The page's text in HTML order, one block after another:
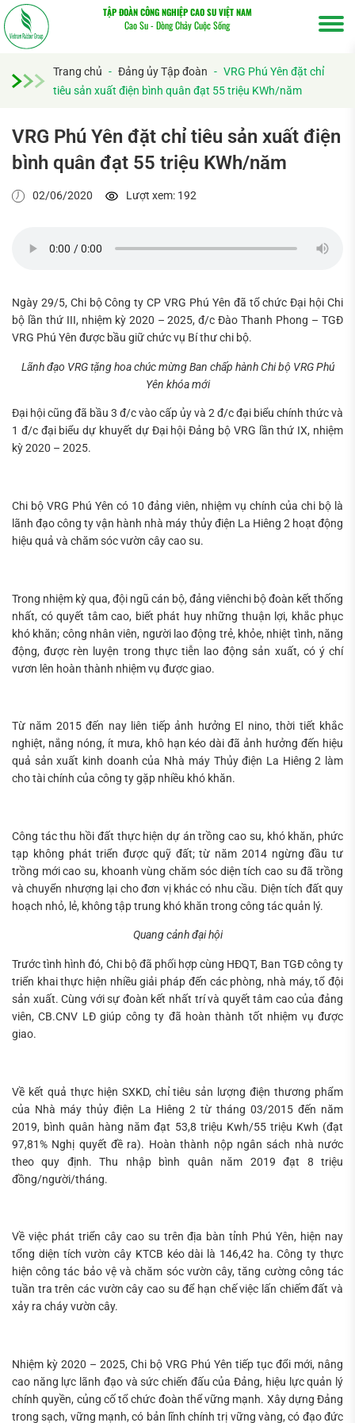
TẬP ĐOÀN CÔNG NGHIỆP CAO SU VIỆT NAM
Cao Su - Dòng Chảy Cuộc Sống
Trang chủ - Đảng ủy Tập đoàn - VRG Phú Yên đặt chỉ
tiêu sản xuất điện bình quân đạt 55 triệu KWh/năm
VRG Phú Yên đặt chỉ tiêu sản xuất điện
bình quân đạt 55 triệu KWh/năm
02/06/2020 Lượt xem: 192
Ngày 29/5, Chi bộ Công ty CP VRG Phú Yên đã tổ chức Đại hội Chi
bộ lần thứ III, nhiệm kỳ 2020 – 2025, đ/c Đào Thanh Phong – TGĐ
VRG Phú Yên được bầu giữ chức vụ Bí thư chi bộ.
Lãnh đạo VRG tặng hoa chúc mừng Ban chấp hành Chi bộ VRG Phú
Yên khóa mới
Đại hội cũng đã bầu 3 đ/c vào cấp ủy và 2 đ/c đại biểu chính thức và
1 đ/c đại biểu dự khuyết dự Đại hội Đảng bộ VRG lần thứ IX, nhiệm
kỳ 2020 – 2025.
Chi bộ VRG Phú Yên có 10 đảng viên, nhiệm vụ chính của chi bộ là
lãnh đạo công ty vận hành nhà máy thủy điện La Hiêng 2 hoạt động
hiệu quả và chăm sóc vườn cây cao su.
Trong nhiệm kỳ qua, đội ngũ cán bộ, đảng viênchi bộ đoàn kết thống
nhất, có quyết tâm cao, biết phát huy những thuận lợi, khắc phục
khó khăn; công nhân viên, người lao động trẻ, khỏe, nhiệt tình, năng
động, được rèn luyện trong thực tiễn lao động sản xuất, có ý chí
vươn lên hoàn thành nhiệm vụ được giao.
Từ năm 2015 đến nay liên tiếp ảnh hưởng El nino, thời tiết khắc
nghiệt, nắng nóng, ít mưa, khô hạn kéo dài đã ảnh hưởng đến hiệu
quả sản xuất kinh doanh của Nhà máy Thủy điện La Hiêng 2 làm
cho tài chính của công ty gặp nhiều khó khăn.
Công tác thu hồi đất thực hiện dự án trồng cao su, khó khăn, phức
tạp không phát triển được quỹ đất; từ năm 2014 ngừng đầu tư
trồng mới cao su, khoanh vùng chăm sóc diện tích cao su đã trồng
và chuyển nhượng lại cho đơn vị khác có nhu cầu. Diện tích đất quy
hoạch nhỏ, lẻ, không tập trung khó khăn trong công tác quản lý.
Quang cảnh đại hội
Trước tình hình đó, Chi bộ đã phối hợp cùng HĐQT, Ban TGĐ công ty
triển khai thực hiện nhiều giải pháp đến các phòng, nhà máy, tổ đội
sản xuất. Cùng với sự đoàn kết nhất trí và quyết tâm cao của đảng
viên, CB.CNV LĐ giúp công ty đã hoàn thành tốt nhiệm vụ được
giao.
Về kết quả thực hiện SXKD, chỉ tiêu sản lượng điện thương phẩm
của Nhà máy thủy điện La Hiêng 2 từ tháng 03/2015 đến năm
2019, bình quân hàng năm đạt 53,8 triệu Kwh/55 triệu Kwh (đạt
97,81% Nghị quyết đề ra). Hoàn thành nộp ngân sách nhà nước
theo quy định. Thu nhập bình quân năm 2019 đạt 8 triệu
đồng/người/tháng.
Về việc phát triển cây cao su trên địa bàn tỉnh Phú Yên, hiện nay
tổng diện tích vườn cây KTCB kéo dài là 146,42 ha. Công ty thực
hiện công tác bảo vệ và chăm sóc vườn cây, tăng cường công tác
tuần tra trên các vườn cây cao su để hạn chế việc lấn chiếm đất và
xảy ra cháy vườn cây.
Nhiệm kỳ 2020 – 2025, Chi bộ VRG Phú Yên tiếp tục đổi mới, nâng
cao năng lực lãnh đạo và sức chiến đấu của Đảng, hiệu lực quản lý
chính quyền, củng cố tổ chức đoàn thể vững mạnh. Xây dựng Đảng
trong sạch, vững mạnh, có bản lĩnh chính trị vững vàng, có đạo đức
Tìm
kiếm...